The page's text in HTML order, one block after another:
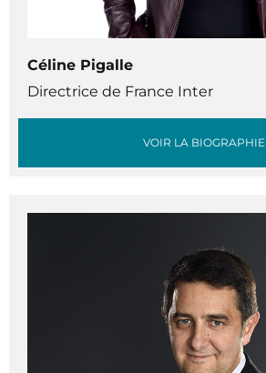
Céline Pigalle
Directrice de France Inter
VOIR LA BIOGRAPHIE